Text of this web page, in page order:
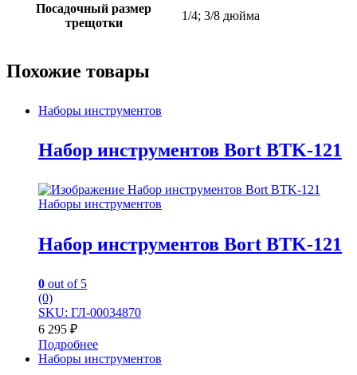
Посадочный размер
трещотки
1/4; 3/8 дюйма
Похожие товары
Наборы инструментов
Набор инструментов Bort BTK-121
Наборы инструментов
Набор инструментов Bort BTK-121
0 out of 5
(0)
SKU: ГЛ-00034870
6 295 ₽
Подробнее
Наборы инструментов